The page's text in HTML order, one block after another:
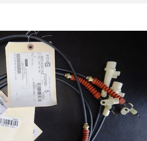
）
8）
4）
ー（10）
27）
初期化（3）
1）